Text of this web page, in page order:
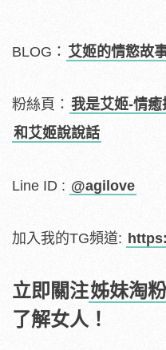
BLOG： 艾姬的情慾故
粉絲頁： 我是艾姬-情
和艾姬說說話
Line ID : @agilove
加入我的TG頻道:
立即關注姊妹淘
了解女人！